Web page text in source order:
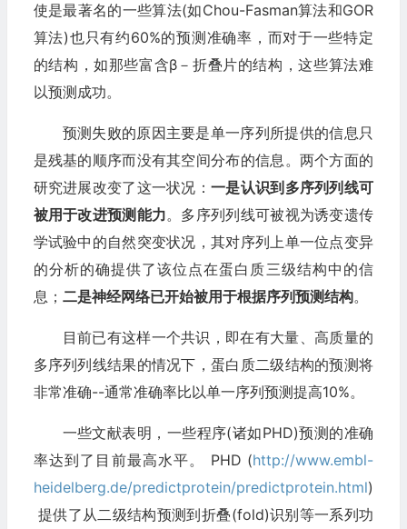
使是最著名的一些算法(如Chou-Fasman算法和GOR
算法)也只有约60%的预测准确率，而对于一些特定
的结构，如那些富含β－折叠片的结构，这些算法难
以预测成功。
预测失败的原因主要是单一序列所提供的信息只
是残基的顺序而没有其空间分布的信息。两个方面的
研究进展改变了这一状况：一是认识到多序列列线可
被用于改进预测能力。多序列列线可被视为诱变遗传
学试验中的自然突变状况，其对序列上单一位点变异
的分析的确提供了该位点在蛋白质三级结构中的信
息； 二是神经网络已开始被用于根据序列预测结构。
目前已有这样一个共识，即在有大量、高质量的
多序列列线结果的情况下，蛋白质二级结构的预测将
非常准确--通常准确率比以单一序列预测提高10%。
一些文献表明，一些程序(诸如PHD)预测的准确
率达到了目前最高水平。 PHD (http://www.embl-
heidelberg.de/predictprotein/predictprotein.html)
提供了从二级结构预测到折叠(fold)识别等一系列功